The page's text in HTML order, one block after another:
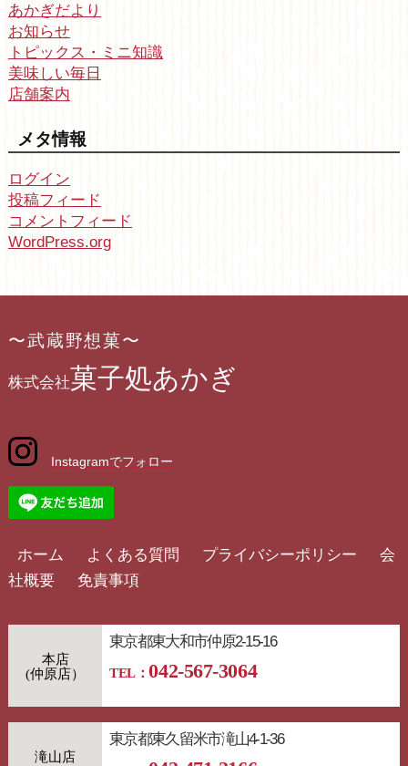
あかぎだより
お知らせ
トピックス・ミニ知識
美味しい毎日
店舗案内
メタ情報
ログイン
投稿フィード
コメントフィード
WordPress.org
〜武蔵野想菓〜
株式会社菓子処あかぎ
Instagramでフォロー
ホーム よくある質問 プライバシーポリシー
会
社概要
免責事項
本店
東京都東大和市仲原2-15-16
TEL：042-567-3064
滝山店
東京都東久留米市滝山4-1-36